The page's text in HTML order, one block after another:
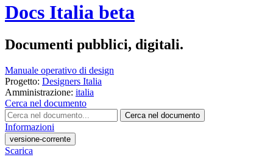
Docs Italia beta
Documenti pubblici, digitali.
Manuale operativo di design
Progetto: Designers Italia
Amministrazione: italia
Cerca nel documento
Cerca nel documento
Informazioni
versione-corrente
Scarica